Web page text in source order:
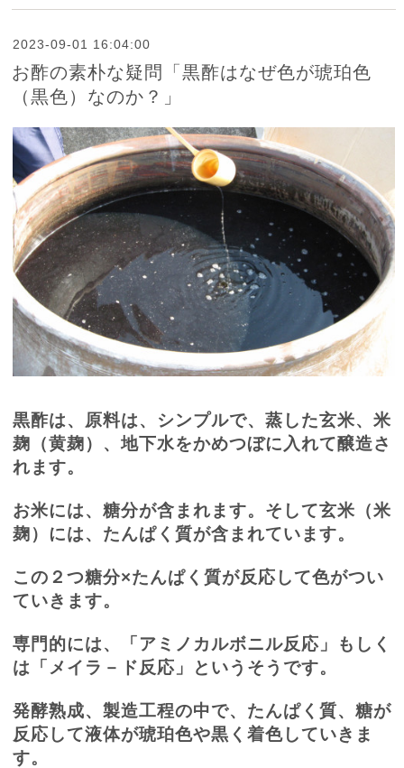
2023-09-01 16:04:00
お酢の素朴な疑問「黒酢はなぜ色が琥珀色
（黒色）なのか？」
黒酢は、原料は、シンプルで、蒸した玄米、米
麹（黄麹）、地下水をかめつぼに入れて醸造さ
れます。
お米には、糖分が含まれます。そして玄米（米
麹）には、たんぱく質が含まれています。
この２つ糖分×たんぱく質が反応して色がつい
ていきます。
専門的には、「アミノカルボニル反応」もしく
は「メイラ－ド反応」というそうです。
発酵熟成、製造工程の中で、たんぱく質、糖が
反応して液体が琥珀色や黒く着色していきま
す。